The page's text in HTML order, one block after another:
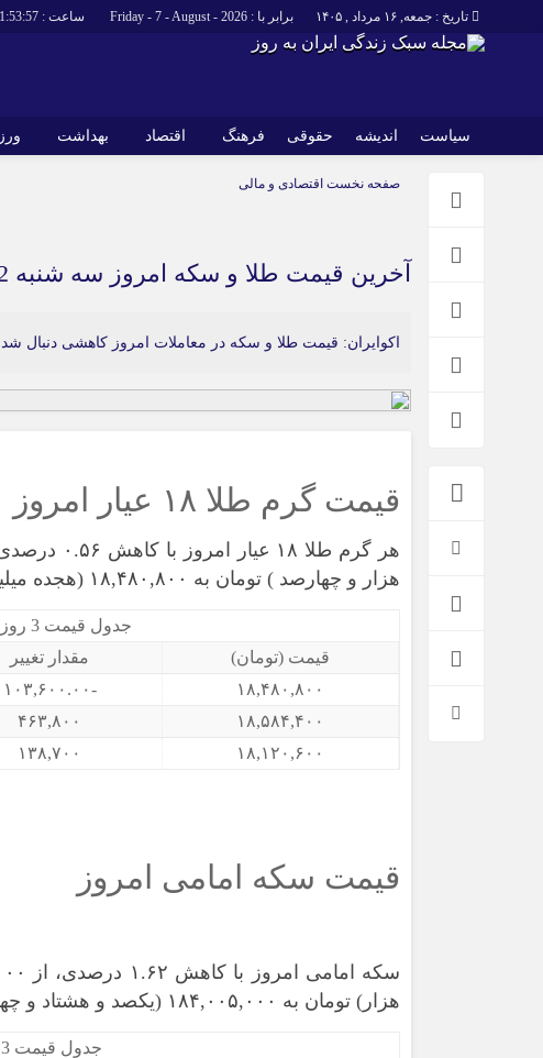
تاریخ : جمعه, ۱۶ مرداد , ۱۴۰۵ برابر با : Friday - 7 - August - 2026 ساعت :
سیاست اندیشه حقوقی فرهنگ اقتصاد بهداشت
صفحه نخست اقتصادی و مالی
آخرین قیمت طلا و سکه امروز سه شنبه 12خرداد 1405/ کاهش قیمت ها + جدول
اکوایران: قیمت طلا و سکه در معاملات امروز کاهشی دنبال شد
قیمت گرم طلا ۱۸ عیار امروز
هزار و چهارصد ) تومان به ۱۸,۴۸۰,۸۰۰ (هجده میلیون و چهارصد و هشتاد هزار و هشتصد ) تومان رسید.
جدول قیمت 3 روز اخیر هر گرم طلا ۱۸ عیار
قیمت (تومان)
مقدار تغییر
۱۸,۴۸۰,۸۰۰
-۱۰۳,۶۰۰.۰۰
۱۸,۵۸۴,۴۰۰
۴۶۳,۸۰۰
۱۸,۱۲۰,۶۰۰
۱۳۸,۷۰۰
قیمت سکه امامی امروز
هزار) تومان به ۱۸۴,۰۰۵,۰۰۰ (یکصد و هشتاد و چهار میلیون و پنج هزار) تومان رسید.
جدول قیمت 3 روز اخیر سکه امامی